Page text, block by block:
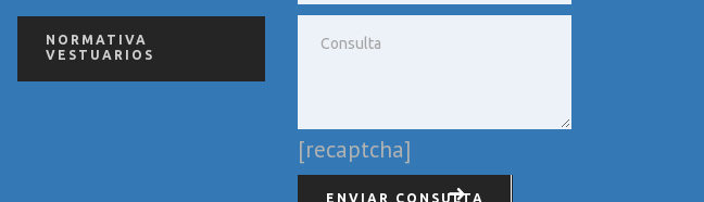
NORMATIVA
VESTUARIOS
[recaptcha]
ENVIAR CONSULTA